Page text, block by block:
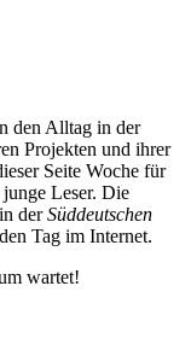
den Alltag in der
Projekten und ihrer
Seite Woche für
Leser. Die
derSüddeutschen
Tag im Internet.
wartet!